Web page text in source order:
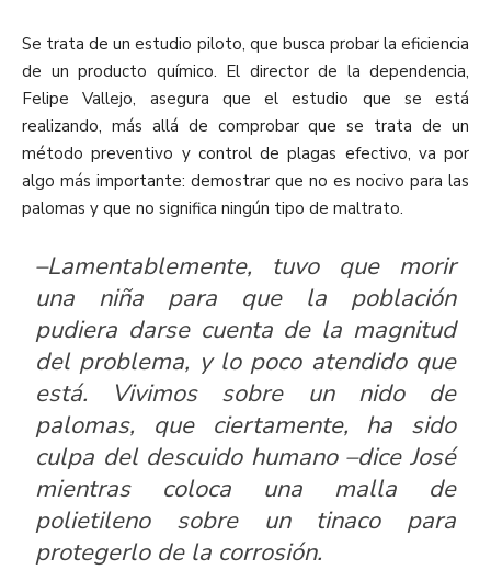
Se trata de un estudio piloto, que busca probar la eficiencia
de un producto químico. El director de la dependencia,
Felipe Vallejo, asegura que el estudio que se está
realizando, más allá de comprobar que se trata de un
método preventivo y control de plagas efectivo, va por
algo más importante: demostrar que no es nocivo para las
palomas y que no significa ningún tipo de maltrato.
–Lamentablemente, tuvo que morir
una niña para que la población
pudiera darse cuenta de la magnitud
del problema, y lo poco atendido que
está. Vivimos sobre un nido de
palomas, que ciertamente, ha sido
culpa del descuido humano –dice José
mientras coloca una malla de
polietileno sobre un tinaco para
protegerlo de la corrosión.